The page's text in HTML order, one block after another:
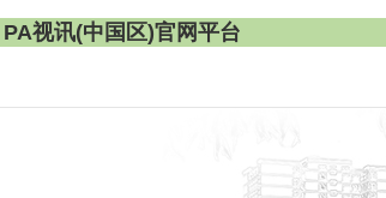
PA视讯(中国区)官网平台